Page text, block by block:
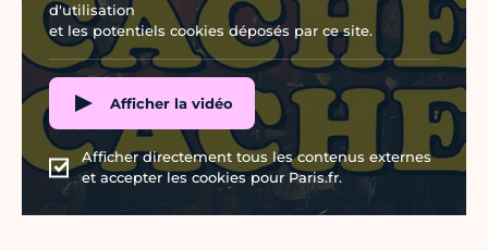
d'utilisation
et les potentiels cookies déposés par ce site.
Afficher la vidéo
Afficher directement tous les contenus externes
et accepter les cookies pour Paris.fr.